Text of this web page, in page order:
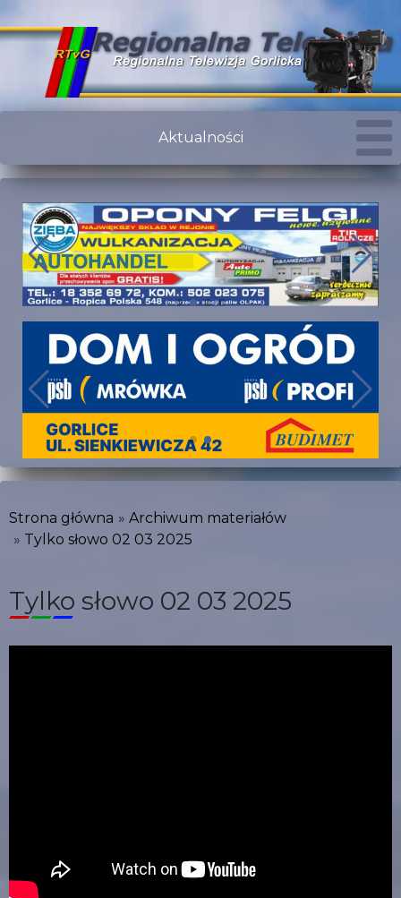
Aktualności
Strona główna
Archiwum materiałów
Tylko słowo 02 03 2025
Tylko słowo 02 03 2025